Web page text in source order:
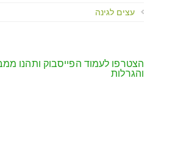
עצים לגינה
הצטרפו לעמוד הפייסבוק ותהנו
והגרלות